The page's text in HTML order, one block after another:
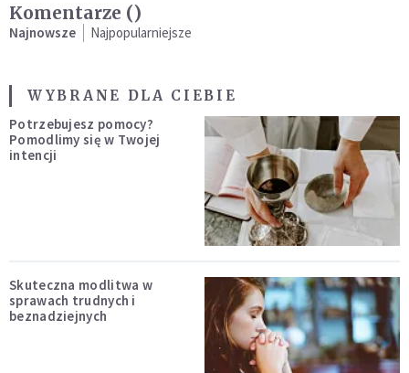
Komentarze ()
Najnowsze Najpopularniejsze
WYBRANE DLA CIEBIE
Potrzebujesz pomocy?
Pomodlimy się w Twojej
intencji
Skuteczna modlitwa w
sprawach trudnych i
beznadziejnych